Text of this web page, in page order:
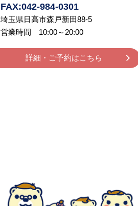
FAX:042-984-0301
埼玉県日高市森戸新田88-5
営業時間 10:00～20:00
詳細・ご予約はこちら